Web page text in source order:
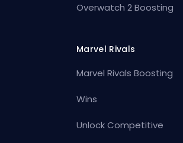
Overwatch 2 Boosting
Marvel Rivals
Marvel Rivals Boosting
Wins
Unlock Competitive